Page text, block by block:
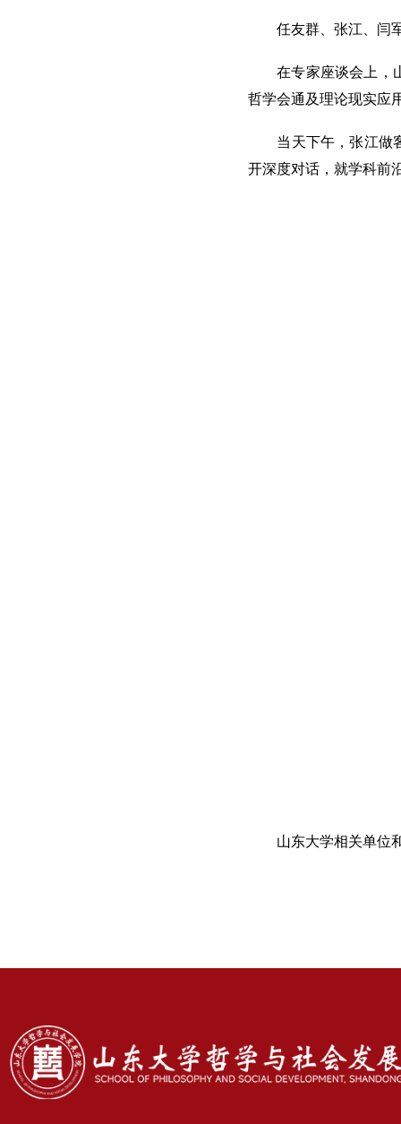
任友群、张江、闫
在专家座谈会上，
哲学会通及理论现实应
当天下午，张江做
开深度对话，就学科前
山东大学相关单位